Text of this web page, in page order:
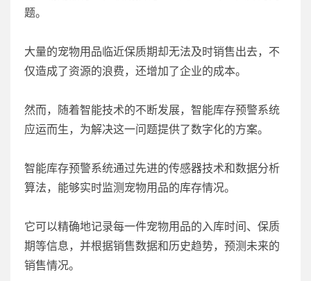
题。
大量的宠物用品临近保质期却无法及时销售出去，不
仅造成了资源的浪费，还增加了企业的成本。
然而，随着智能技术的不断发展，智能库存预警系统
应运而生，为解决这一问题提供了数字化的方案。
智能库存预警系统通过先进的传感器技术和数据分析
算法，能够实时监测宠物用品的库存情况。
它可以精确地记录每一件宠物用品的入库时间、保质
期等信息，并根据销售数据和历史趋势，预测未来的
销售情况。